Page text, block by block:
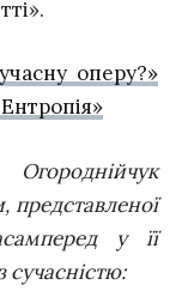
оперу?»
представленої
у її
сучасністю: